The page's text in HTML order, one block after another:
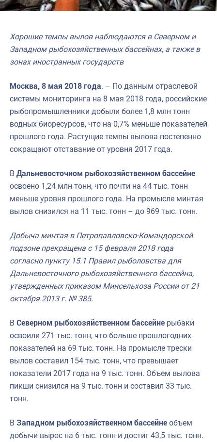
Хорошие темпы вылов наблюдаются в Северном и
Западном рыбохозяйственных бассейнах, а также в
зонах иностранных государств
Москва, 8 мая 2018 года. – По данным отраслевой
системы мониторинга на 8 мая 2018 года, российские
рыбопромышленники добыли более 1,8 млн тонн
водных биоресурсов, что на 0,7% меньше показателей
прошлого года. Растущие темпы вылова постепенно
сокращают отставание от уровня 2017 года.
В Дальневосточном рыбохозяйственном бассейне
освоено 1,24 млн тонн, что почти на 44 тыс. тонн
меньше уровня прошлого года. На промысле минтая
вылов снизился на 11 тыс. тонн – до 969 тыс. тонн.
Добыча минтая в Петропавловско-Командорской
подзоне прекращена с 15 февраля 2018 года
согласно пункту 15.1 Правил рыболовства для
Дальневосточного рыбохозяйственного бассейна,
утвержденных приказом Минсельхоза России от 21
октября 2013 г. № 385.
В Северном рыбохозяйственном бассейне рыбаки
освоили 271 тыс. тонн, что больше прошлогодних
показателей на 69 тыс. тонн. На промысле трески
вылов составил 154 тыс. тонн, что превышает
показатели 2017 года на 9 тыс. тонн. Объем вылова
пикши снизился на 9 тыс. тонн и составил 33 тыс.
тонн.
В Западном рыбохозяйственном бассейне объем
добычи вырос на 6 тыс. тонн и достиг 43,5 тыс. тонн.